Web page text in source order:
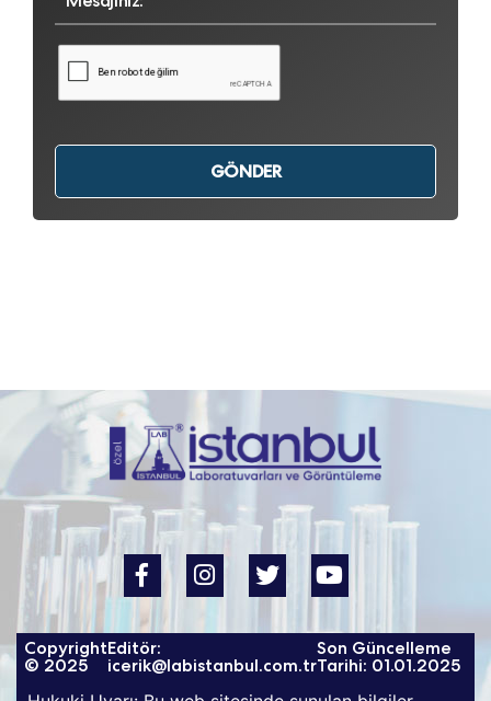
Copyright
© 2025
Editör:
icerik@labistanbul.com.tr
Son Güncelleme
Tarihi: 01.01.2025